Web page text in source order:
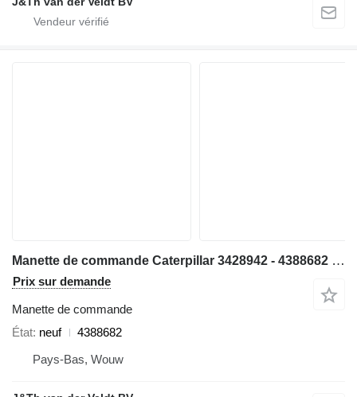
Manette de commande Caterpillar 3428942 - 4388682 pour chargeuse sur pneus Caterpillar 814 824 834 D6N 814K 824K 834K
Prix sur demande
Manette de commande
État neuf
4388682
Pays-Bas, Wouw